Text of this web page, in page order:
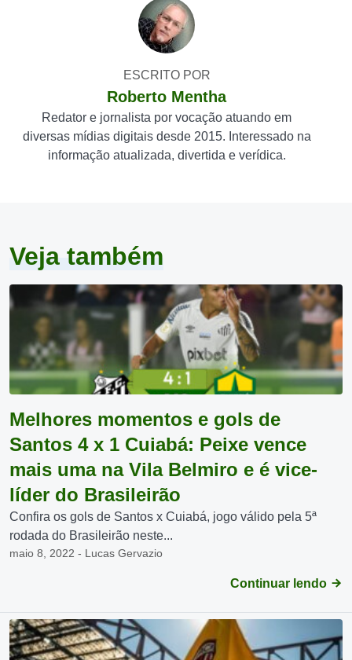
ESCRITO POR
Roberto Mentha
Redator e jornalista por vocação atuando em
diversas mídias digitais desde 2015. Interessado na
informação atualizada, divertida e verídica.
Veja também
Melhores momentos e gols de
Santos 4 x 1 Cuiabá: Peixe vence
mais uma na Vila Belmiro e é vice-
líder do Brasileirão
Confira os gols de Santos x Cuiabá, jogo válido pela 5ª
rodada do Brasileirão neste...
maio 8, 2022 - Lucas Gervazio
Continuar lendo